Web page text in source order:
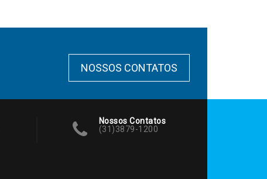
NOSSOS CONTATOS
Nossos Contatos
(31)3879-1200